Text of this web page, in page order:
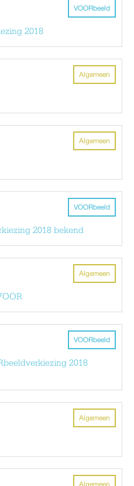
VOORbeeld
2018
Algemeen
Algemeen
VOORbeeld
2018 bekend
Algemeen
VOORbeeld
2018
Algemeen
Algemeen